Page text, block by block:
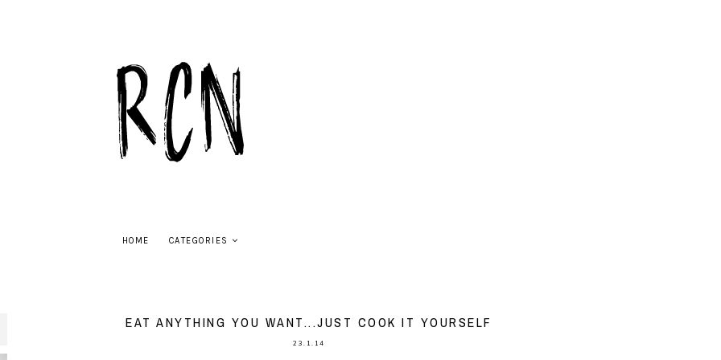
HOME CATEGORIES
EAT ANYTHING YOU WANT...JUST COOK IT YOURSELF
23.1.14